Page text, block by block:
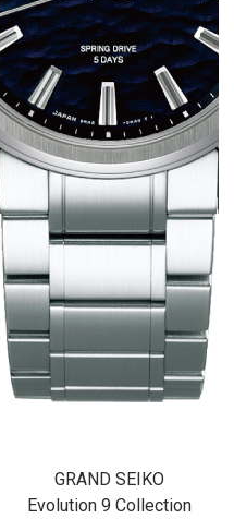
GRAND SEIKO
Evolution 9 Collection